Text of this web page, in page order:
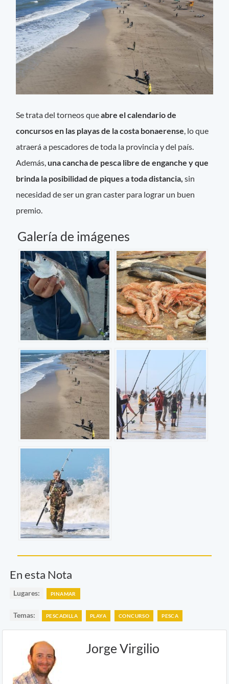
Se trata del torneos queabre el calendario de
concursos en las playas de la costa bonaerense, lo que
atraerá a pescadores de toda la provincia y del país.
Además, una cancha de pesca libre de enganche y que
brinda la posibilidad de piques a toda distancia,sin
necesidad de ser un gran caster para lograr un buen
premio.
Galería de imágenes
En esta Nota
Lugares: PINAMAR
Temas: PESCADILLA PLAYA CONCURSO PESCA
Jorge Virgilio